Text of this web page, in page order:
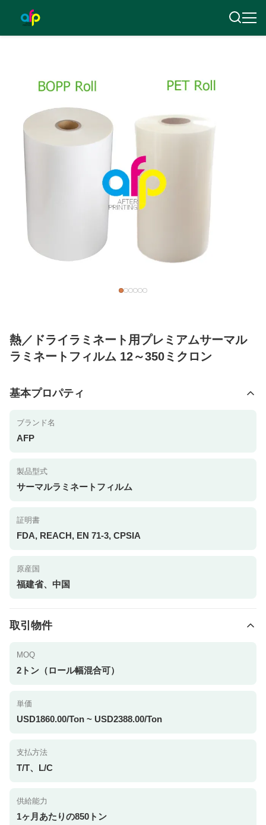
熱／ドライラミネート用プレミアムサーマル
ラミネートフィルム 12～350ミクロン
基本プロパティ
ブランド名
AFP
製品型式
サーマルラミネートフィルム
証明書
FDA, REACH, EN 71-3, CPSIA
原産国
福建省、中国
取引物件
MOQ
2トン（ロール幅混合可）
単価
USD1860.00/Ton ~ USD2388.00/Ton
支払方法
T/T、L/C
供給能力
1ヶ月あたりの850トン